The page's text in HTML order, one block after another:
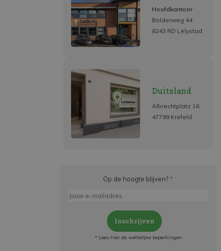
Hoofdkantoor
Bolderweg 44
8243 RD Lelystad
Duitsland
Albrechtplatz 16
47799 Krefeld
Op de hoogte blijven? *
Inschrijven
* Lees hier de wettelijke beperkingen